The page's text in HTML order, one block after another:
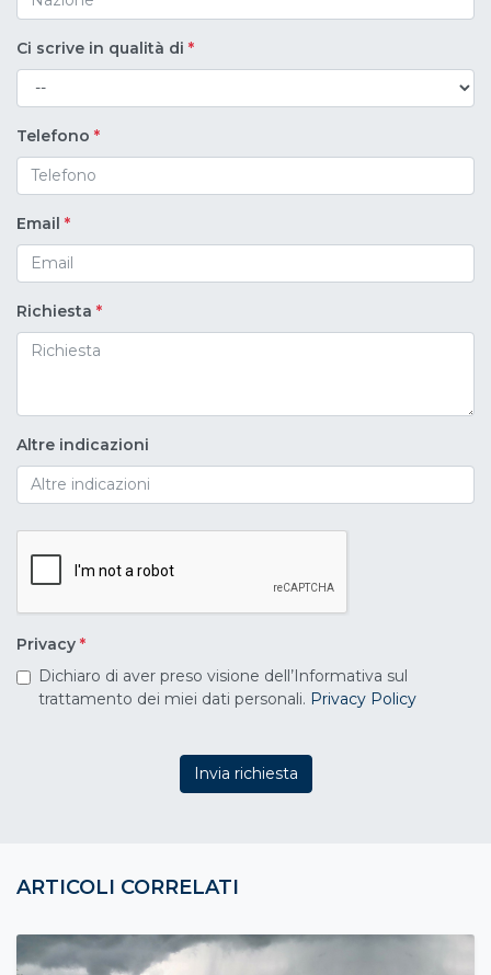
Ci scrive in qualità di *
Telefono *
Email *
Richiesta *
Altre indicazioni
Privacy *
Dichiaro di aver preso visione dell’Informativa sul
trattamento dei miei dati personali. Privacy Policy
Invia richiesta
ARTICOLI CORRELATI